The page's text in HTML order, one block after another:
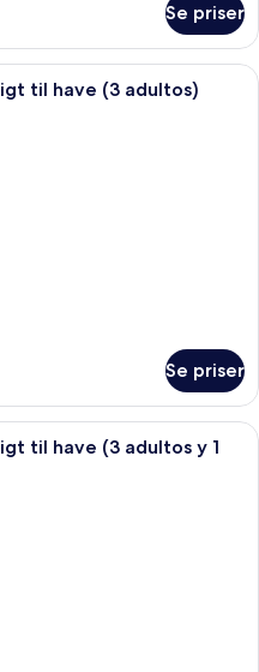
Se priser
Dundyner, skrivebord, gratis Wi-Fi,
til have (3 adultos)
Se priser
Dundyner, skrivebord, gratis Wi-Fi,
til have (3 adultos y 1